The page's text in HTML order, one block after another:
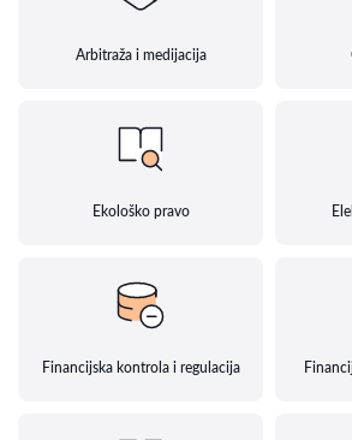
Arbitraža i medijacija
Ekološko pravo
Financijska kontrola i regulacija